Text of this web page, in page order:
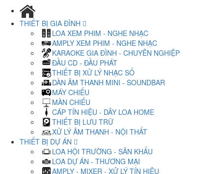
THIẾT BỊ GIA ĐÌNH
LOA XEM PHIM - NGHE NHẠC
AMPLY XEM PHIM - NGHE NHẠC
KARAOKE GIA ĐÌNH - CHUYÊN NGHIỆP
ĐẦU CD - ĐẦU PHÁT
THIẾT BỊ XỬ LÝ NHẠC SỐ
DÀN ÂM THANH MINI - SOUNDBAR
MÁY CHIẾU
MÀN CHIẾU
CÁP TÍN HIỆU - DÂY LOA HOME
THIẾT BỊ LƯU TRỮ
XỬ LÝ ÂM THANH - NỘI THẤT
THIẾT BỊ DỰ ÁN
LOA HỘI TRƯỜNG - SÂN KHẤU
LOA DỰ ÁN - THƯƠNG MẠI
AMPLY - MIXER - XỬ LÝ TÍN HIỆU